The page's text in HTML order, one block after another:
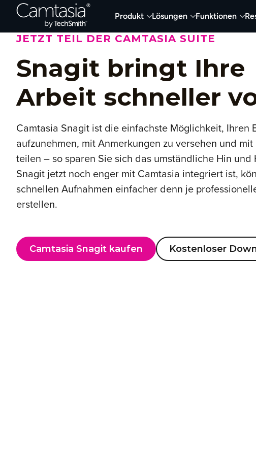
Direkt
Produkt Lösungen Funktionen
JETZT TEIL DER CAMTASIA SUITE
Snagit bringt Ihre
Arbeit schneller
Camtasia Snagit ist die einfachste Möglichkeit, Ihren
aufzunehmen, mit Anmerkungen zu versehen und mit
teilen – so sparen Sie sich das umständliche Hin und
Snagit jetzt noch enger mit Camtasia integriert ist,
schnellen Aufnahmen einfacher denn je
erstellen.
Camtasia Snagit kaufen Kostenloser